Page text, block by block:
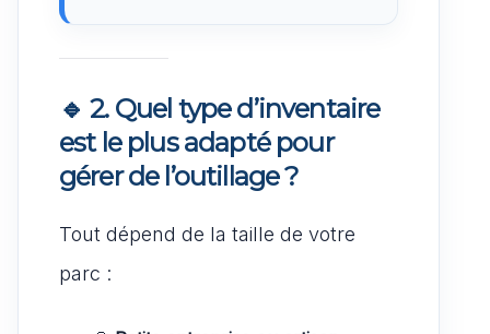
🔹 2. Quel type d’inventaire
est le plus adapté pour
gérer de l’outillage ?
Tout dépend de la taille de votre
parc :